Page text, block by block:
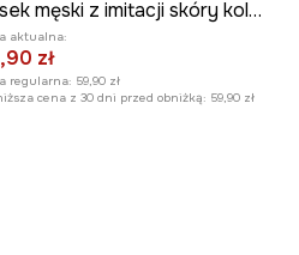
Pasek męski z imitacji skóry kolor czarny
aktualna:
zł
regularna: 59,90 zł
cena z 30 dni przed obniżką: 59,90 zł